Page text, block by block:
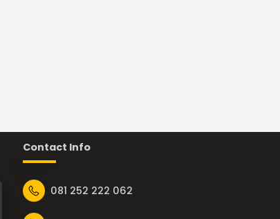
Contact Info
081 252 222 062